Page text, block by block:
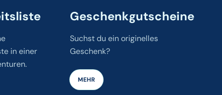
in einer
Geschenkgutscheine
Suchst du ein originelles
Geschenk?
MEHR